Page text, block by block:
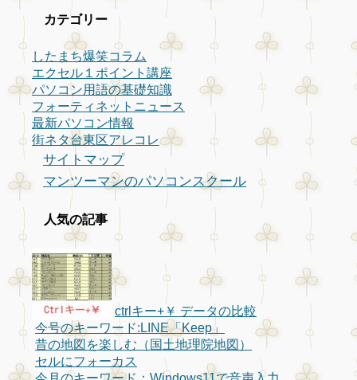
カテゴリー
したまち爆笑コラム
エクセル１ポイント講座
パソコン用語の基礎知識
フォーティネットニュース
最新パソコン情報
街ネタ台東区アレコレ
サイトマップ
マンツーマンのパソコンスクール
人気の記事
ctrlキー+￥ データの比較
今号のキーワード:LINE「Keep」
昔の地図を楽しむ（国土地理院地図）
セルにフォーカス